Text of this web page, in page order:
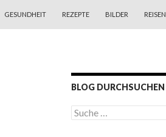
GESUNDHEIT REZEPTE BILDER REISEN
BLOG DURCHSUCHEN
S
u